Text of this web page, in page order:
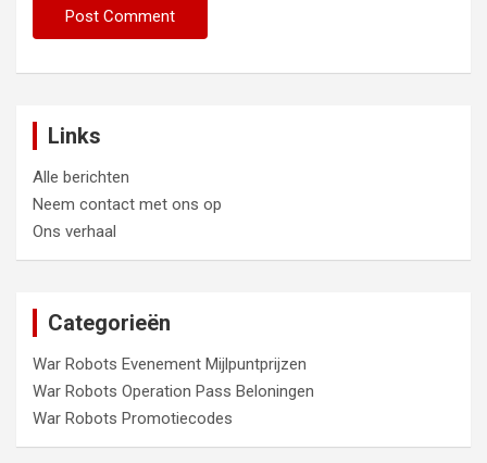
Links
Alle berichten
Neem contact met ons op
Ons verhaal
Categorieën
War Robots Evenement Mijlpuntprijzen
War Robots Operation Pass Beloningen
War Robots Promotiecodes